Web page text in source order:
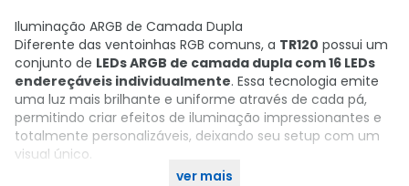
Iluminação ARGB de Camada Dupla
Diferente das ventoinhas RGB comuns, a TR120 possui um
conjunto de LEDs ARGB de camada dupla com 16 LEDs
endereçáveis individualmente. Essa tecnologia emite
uma luz mais brilhante e uniforme através de cada pá,
permitindo criar efeitos de iluminação impressionantes e
totalmente personalizáveis, deixando seu setup com um
visual único.
ver mais